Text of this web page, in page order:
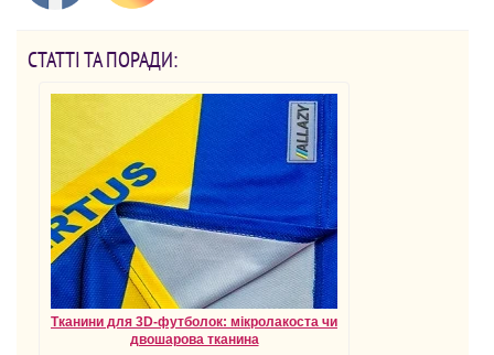
СТАТТІ ТА ПОРАДИ:
Тканини для 3D-футболок: мікролакоста чи
двошарова тканина